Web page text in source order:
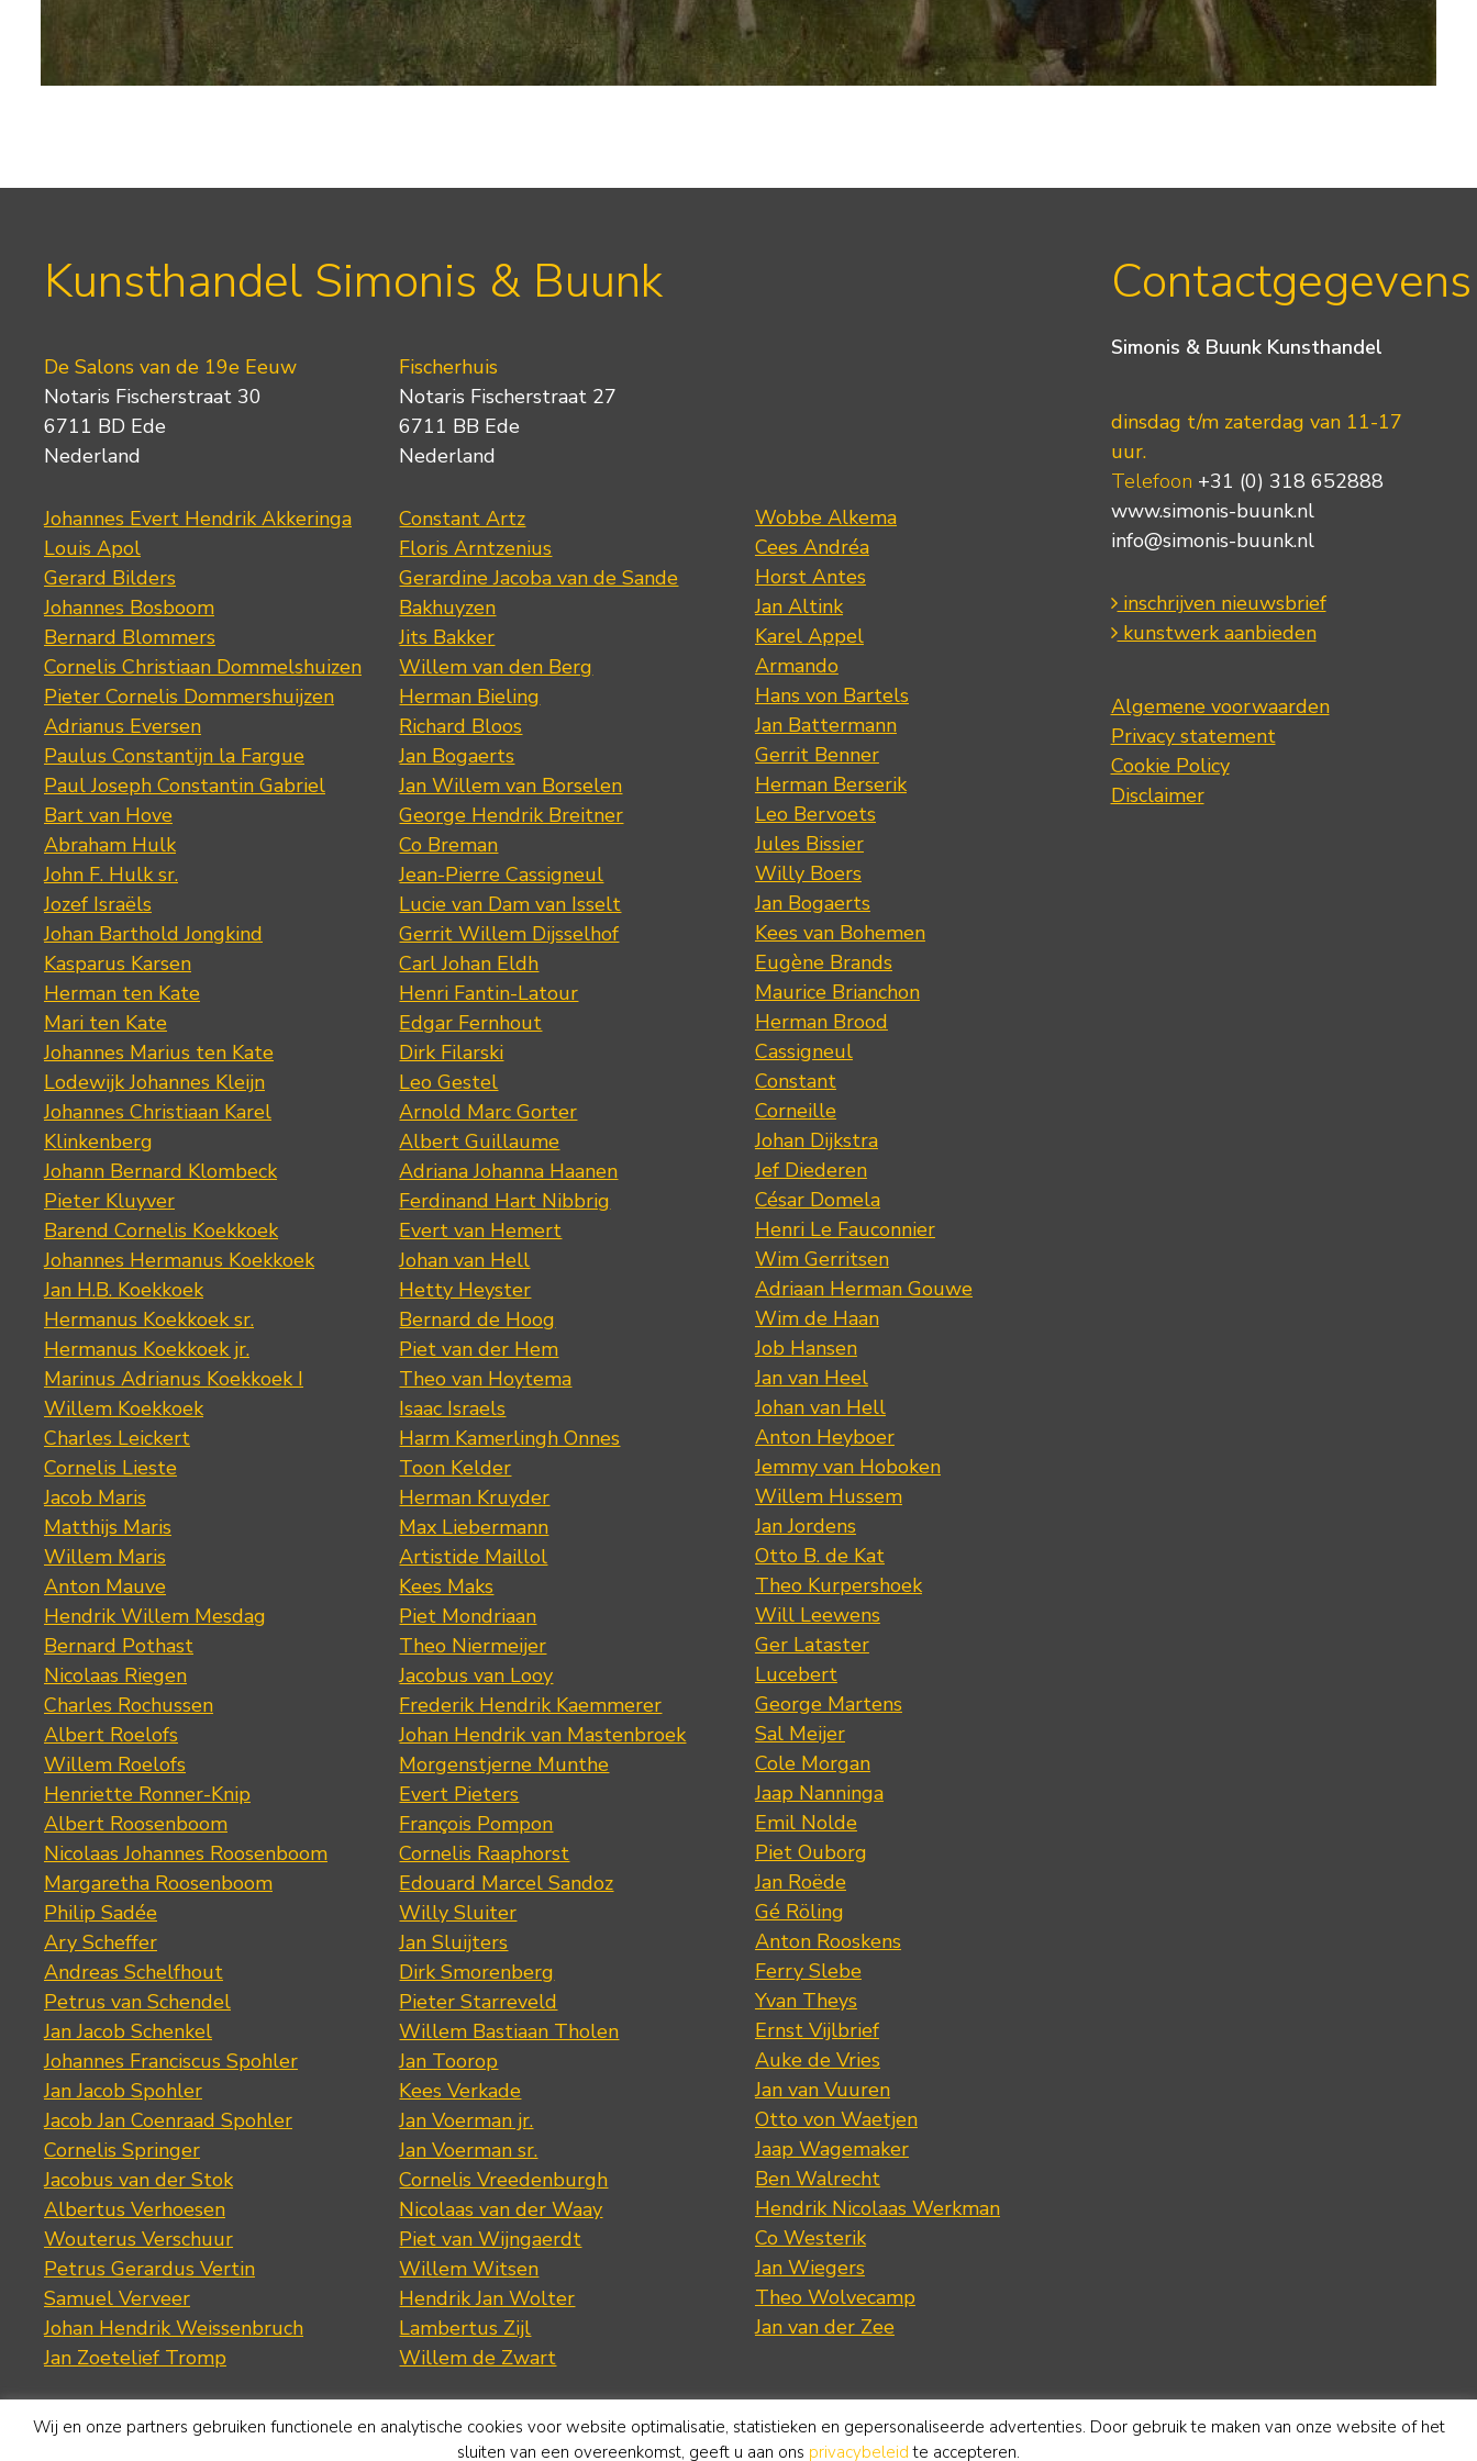
Kunsthandel Simonis & Buunk
De Salons van de 19e Eeuw
Notaris Fischerstraat 30
6711 BD Ede
Nederland
Johannes Evert Hendrik Akkeringa
Louis Apol
Gerard Bilders
Johannes Bosboom
Bernard Blommers
Cornelis Christiaan Dommelshuizen
Pieter Cornelis Dommershuijzen
Adrianus Eversen
Paulus Constantijn la Fargue
Paul Joseph Constantin Gabriel
Bart van Hove
Abraham Hulk
John F. Hulk sr.
Jozef Israëls
Johan Barthold Jongkind
Kasparus Karsen
Herman ten Kate
Mari ten Kate
Johannes Marius ten Kate
Lodewijk Johannes Kleijn
Johannes Christiaan Karel
Klinkenberg
Johann Bernard Klombeck
Pieter Kluyver
Barend Cornelis Koekkoek
Johannes Hermanus Koekkoek
Jan H.B. Koekkoek
Hermanus Koekkoek sr.
Hermanus Koekkoek jr.
Marinus Adrianus Koekkoek I
Willem Koekkoek
Charles Leickert
Cornelis Lieste
Jacob Maris
Matthijs Maris
Willem Maris
Anton Mauve
Hendrik Willem Mesdag
Bernard Pothast
Nicolaas Riegen
Charles Rochussen
Albert Roelofs
Willem Roelofs
Henriette Ronner-Knip
Albert Roosenboom
Nicolaas Johannes Roosenboom
Margaretha Roosenboom
Philip Sadée
Ary Scheffer
Andreas Schelfhout
Petrus van Schendel
Jan Jacob Schenkel
Johannes Franciscus Spohler
Jan Jacob Spohler
Jacob Jan Coenraad Spohler
Cornelis Springer
Jacobus van der Stok
Albertus Verhoesen
Wouterus Verschuur
Petrus Gerardus Vertin
Samuel Verveer
Johan Hendrik Weissenbruch
Jan Zoetelief Tromp
Fischerhuis
Notaris Fischerstraat 27
6711 BB Ede
Nederland
Constant Artz
Floris Arntzenius
Gerardine Jacoba van de Sande
Bakhuyzen
Jits Bakker
Willem van den Berg
Herman Bieling
Richard Bloos
Jan Bogaerts
Jan Willem van Borselen
George Hendrik Breitner
Co Breman
Jean-Pierre Cassigneul
Lucie van Dam van Isselt
Gerrit Willem Dijsselhof
Carl Johan Eldh
Henri Fantin-Latour
Edgar Fernhout
Dirk Filarski
Leo Gestel
Arnold Marc Gorter
Albert Guillaume
Adriana Johanna Haanen
Ferdinand Hart Nibbrig
Evert van Hemert
Johan van Hell
Hetty Heyster
Bernard de Hoog
Piet van der Hem
Theo van Hoytema
Isaac Israels
Harm Kamerlingh Onnes
Toon Kelder
Herman Kruyder
Max Liebermann
Artistide Maillol
Kees Maks
Piet Mondriaan
Theo Niermeijer
Jacobus van Looy
Frederik Hendrik Kaemmerer
Johan Hendrik van Mastenbroek
Morgenstjerne Munthe
Evert Pieters
François Pompon
Cornelis Raaphorst
Edouard Marcel Sandoz
Willy Sluiter
Jan Sluijters
Dirk Smorenberg
Pieter Starreveld
Willem Bastiaan Tholen
Jan Toorop
Kees Verkade
Jan Voerman jr.
Jan Voerman sr.
Cornelis Vreedenburgh
Nicolaas van der Waay
Piet van Wijngaerdt
Willem Witsen
Hendrik Jan Wolter
Lambertus Zijl
Willem de Zwart
Wobbe Alkema
Cees Andréa
Horst Antes
Jan Altink
Karel Appel
Armando
Hans von Bartels
Jan Battermann
Gerrit Benner
Herman Berserik
Leo Bervoets
Jules Bissier
Willy Boers
Jan Bogaerts
Kees van Bohemen
Eugène Brands
Maurice Brianchon
Herman Brood
Cassigneul
Constant
Corneille
Johan Dijkstra
Jef Diederen
César Domela
Henri Le Fauconnier
Wim Gerritsen
Adriaan Herman Gouwe
Wim de Haan
Job Hansen
Jan van Heel
Johan van Hell
Anton Heyboer
Jemmy van Hoboken
Willem Hussem
Jan Jordens
Otto B. de Kat
Theo Kurpershoek
Will Leewens
Ger Lataster
Lucebert
George Martens
Sal Meijer
Cole Morgan
Jaap Nanninga
Emil Nolde
Piet Ouborg
Jan Roëde
Gé Röling
Anton Rooskens
Ferry Slebe
Yvan Theys
Ernst Vijlbrief
Auke de Vries
Jan van Vuuren
Otto von Waetjen
Jaap Wagemaker
Ben Walrecht
Hendrik Nicolaas Werkman
Co Westerik
Jan Wiegers
Theo Wolvecamp
Jan van der Zee
Contactgegevens
Simonis & Buunk Kunsthandel
dinsdag t/m zaterdag van 11-17
uur.
Telefoon +31 (0) 318 652888
www.simonis-buunk.nl
info@simonis-buunk.nl
inschrijven nieuwsbrief
kunstwerk aanbieden
Algemene voorwaarden
Privacy statement
Cookie Policy
Disclaimer
Wij en onze partners gebruiken functionele en analytische cookies voor website optimalisatie, statistieken en gepersonaliseerde advertenties. Door gebruik te maken van onze website of het
sluiten van een overeenkomst, geeft u aan ons privacybeleid te accepteren.